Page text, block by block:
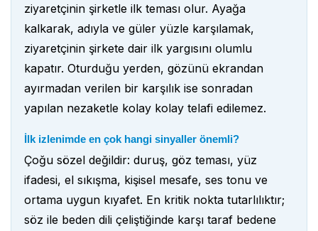
ziyaretçinin şirketle ilk teması olur. Ayağa
kalkarak, adıyla ve güler yüzle karşılamak,
ziyaretçinin şirkete dair ilk yargısını olumlu
kapatır. Oturduğu yerden, gözünü ekrandan
ayırmadan verilen bir karşılık ise sonradan
yapılan nezaketle kolay kolay telafi edilemez.
İlk izlenimde en çok hangi sinyaller önemli?
Çoğu sözel değildir: duruş, göz teması, yüz
ifadesi, el sıkışma, kişisel mesafe, ses tonu ve
ortama uygun kıyafet. En kritik nokta tutarlılıktır;
söz ile beden dili çeliştiğinde karşı taraf bedene